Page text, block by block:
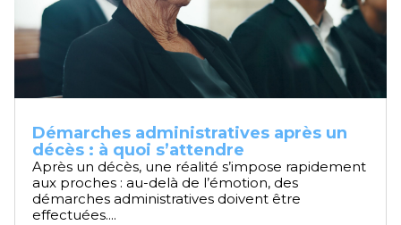
Démarches administratives après un
décès : à quoi s’attendre
Après un décès, une réalité s’impose rapidement
aux proches : au-delà de l’émotion, des
démarches administratives doivent être
effectuées....